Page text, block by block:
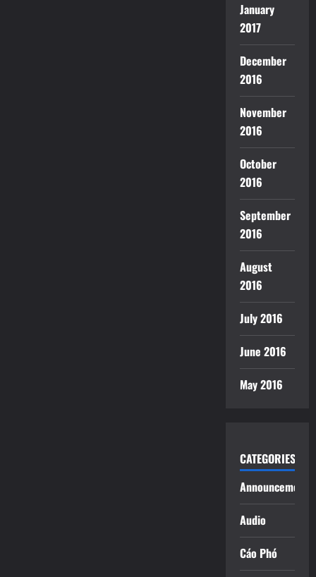
January
2017
December
2016
November
2016
October
2016
September
2016
August
2016
July 2016
June 2016
May 2016
CATEGORIES
Announcements
Audio
Cáo Phó